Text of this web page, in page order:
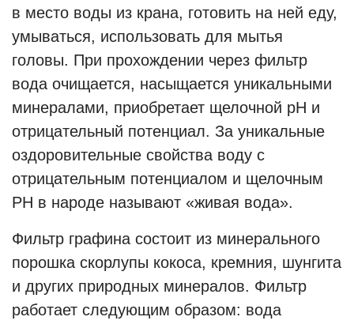
в место воды из крана, готовить на ней еду,
умываться, использовать для мытья
головы. При прохождении через фильтр
вода очищается, насыщается уникальными
минералами, приобретает щелочной рН и
отрицательный потенциал. За уникальные
оздоровительные свойства воду с
отрицательным потенциалом и щелочным
РН в народе называют «живая вода».
Фильтр графина состоит из минерального
порошка скорлупы кокоса, кремния, шунгита
и других природных минералов. Фильтр
работает следующим образом: вода